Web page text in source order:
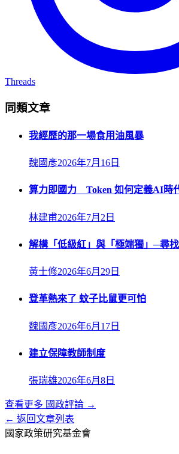
Threads
同類文章
我經歷的那一場食用油風暴
魏國彥2026年7月16日
算力即國力 Token 如何定義AI時
林建甫2026年7月2日
解構「低級紅」與「極端獨」─尋
黃士修2026年6月29日
登革熱來了 蚊子比鼠更可怕
魏國彥2026年6月17日
建立保障教師制度
張瑞雄2026年6月8日
查看更多 國政評論 →
← 返回文章列表
國家政策研究基金會